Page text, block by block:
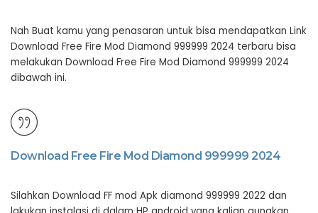
Nah Buat kamu yang penasaran untuk bisa mendapatkan Link
Download Free Fire Mod Diamond 999999 2024 terbaru bisa
melakukan Download Free Fire Mod Diamond 999999 2024
dibawah ini.
Download Free Fire Mod Diamond 999999 2024
Silahkan Download FF mod Apk diamond 999999 2022 dan